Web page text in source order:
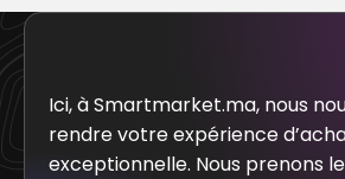
Ici, à Smartmarket.ma, nous
rendre votre expérience
exceptionnelle. Nous prenons